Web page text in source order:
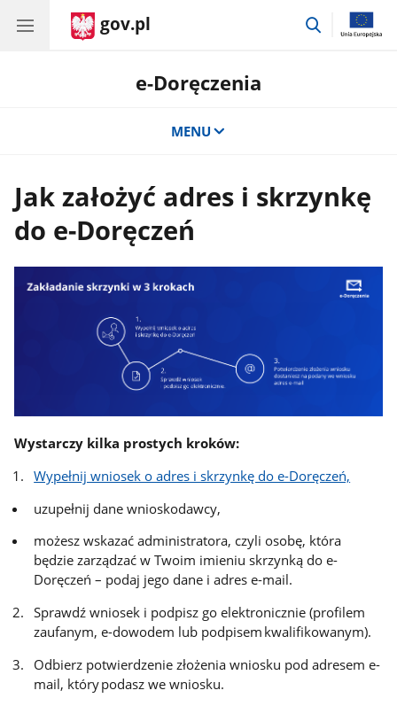
gov.pl
przejdź
e-Doręczenia
MENU
Jak założyć adres i skrzynkę
do e-Doręczeń
Wystarczy kilka prostych kroków:
Wypełnij wniosek o adres i skrzynkę do e-Doręczeń,
uzupełnij dane wnioskodawcy,
możesz wskazać administratora, czyli osobę, która
będzie zarządzać w Twoim imieniu skrzynką do e-
Doręczeń – podaj jego dane i adres e-mail.
Sprawdź wniosek i podpisz go elektronicznie (profilem
zaufanym, e-dowodem lub podpisem kwalifikowanym).
Odbierz potwierdzenie złożenia wniosku pod adresem e-
mail, który podasz we wniosku.